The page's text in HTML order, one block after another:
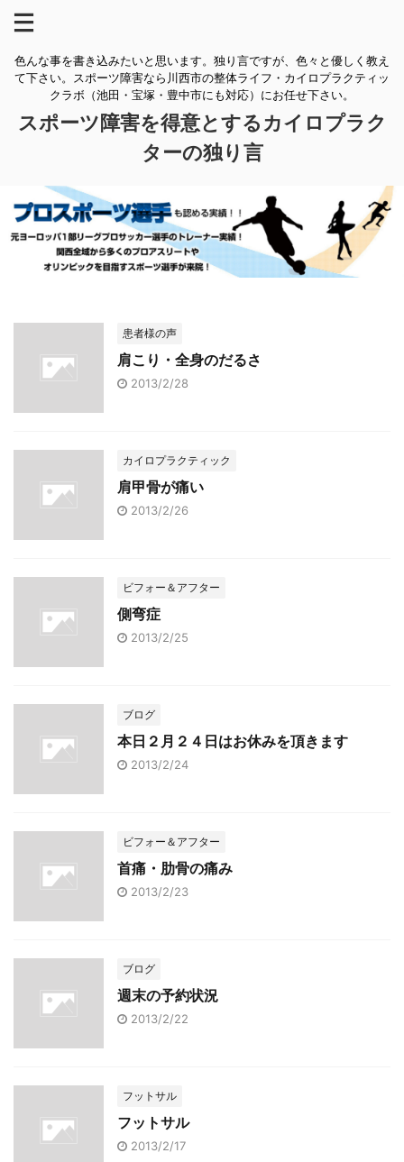
色んな事を書き込みたいと思います。独り言ですが、色々と優しく教え
て下さい。スポーツ障害なら川西市の整体ライフ・カイロプラクティッ
クラボ（池田・宝塚・豊中市にも対応）にお任せ下さい。
スポーツ障害を得意とするカイロプラク
ターの独り言
患者様の声
肩こり・全身のだるさ
2013/2/28
カイロプラクティック
肩甲骨が痛い
2013/2/26
ビフォー＆アフター
側弯症
2013/2/25
ブログ
本日２月２４日はお休みを頂きます
2013/2/24
ビフォー＆アフター
首痛・肋骨の痛み
2013/2/23
ブログ
週末の予約状況
2013/2/22
フットサル
フットサル
2013/2/17